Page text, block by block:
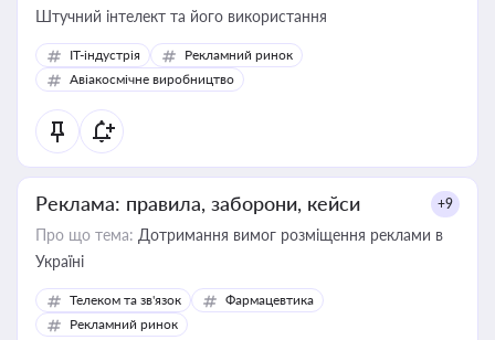
Штучний інтелект та його використання
IT-індустрія
Рекламний ринок
Авіакосмічне виробництво
Реклама: правила, заборони, кейси +9
Про що тема: Дотримання вимог розміщення реклами в
Україні
Телеком та зв'язок
Фармацевтика
Рекламний ринок